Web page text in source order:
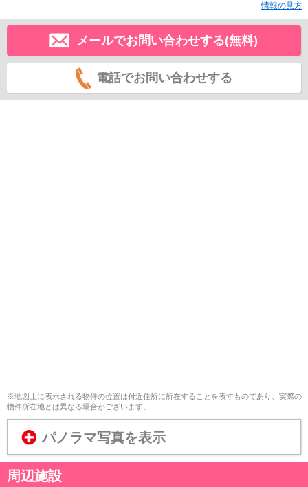
情報の見方
メールでお問い合わせする(無料)
電話でお問い合わせする
※地図上に表示される物件の位置は付近住所に所在することを表すものであり、実際の
物件所在地とは異なる場合がございます。
パノラマ写真を表示
周辺施設